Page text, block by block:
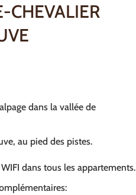
CHEVALIER
dans la vallée de
au pied des pistes.
dans tous les appartements.